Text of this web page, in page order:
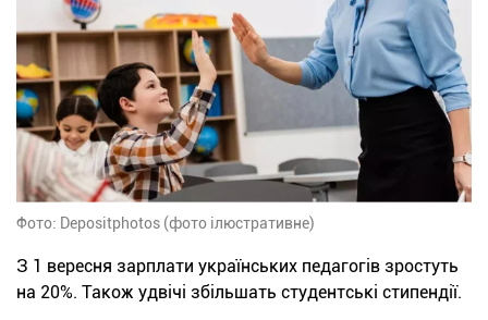
Фото: Depositphotos (фото ілюстративне)
З 1 вересня зарплати українських педагогів зростуть
на 20%. Також удвічі збільшать студентські стипендії.